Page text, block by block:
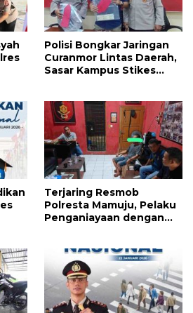
Polisi Bongkar Jaringan
Curanmor Lintas Daerah,
Sasar Kampus Stikes
Terjaring Resmob
Polresta Mamuju, Pelaku
Penganiayaan dengan